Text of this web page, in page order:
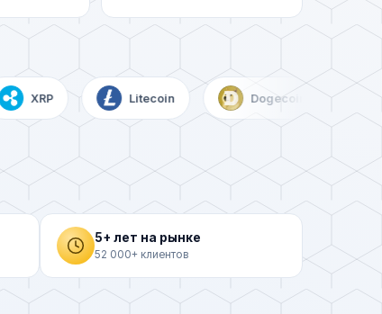
XRP Litecoin Dogecoin DAI
5+ лет на рынке
52 000+ клиентов